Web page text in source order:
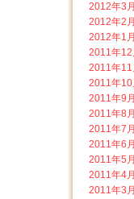
2012年3
2012年2
2012年1
2011年
2011年
2011年
2011年9
2011年8
2011年7
2011年6
2011年5
2011年4
2011年3